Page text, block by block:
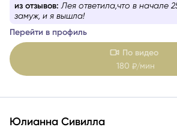
создам для вас пространство, где
откровенно. Без страха, осуждения и
Вместе мы разберём вашу ситуацию
посмотрим, где вы сейчас и куда
уйдёте с ощущением ясности,
конкретными ориентирами.
очень важные струны
Перейти в профиль
По видео